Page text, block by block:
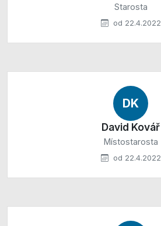
Starosta
od 22.4.2022
DK
David Kovář
Místostarosta
od 22.4.2022